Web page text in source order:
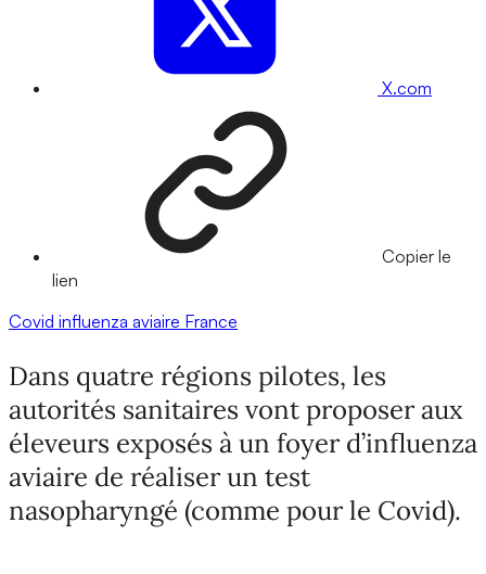
X.com
Copier le
lien
Covid influenza aviaire France
Dans quatre régions pilotes, les
autorités sanitaires vont proposer aux
éleveurs exposés à un foyer d’influenza
aviaire de réaliser un test
nasopharyngé (comme pour le Covid).